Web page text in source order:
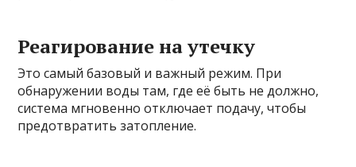
Реагирование на утечку
Это самый базовый и важный режим. При
обнаружении воды там, где её быть не должно,
система мгновенно отключает подачу, чтобы
предотвратить затопление.